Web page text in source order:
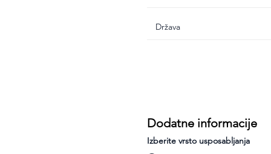
Dodatne informacije
Izberite vrsto usposabljanja